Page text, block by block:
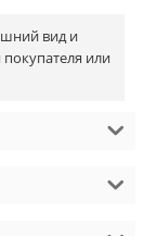
вид и
или